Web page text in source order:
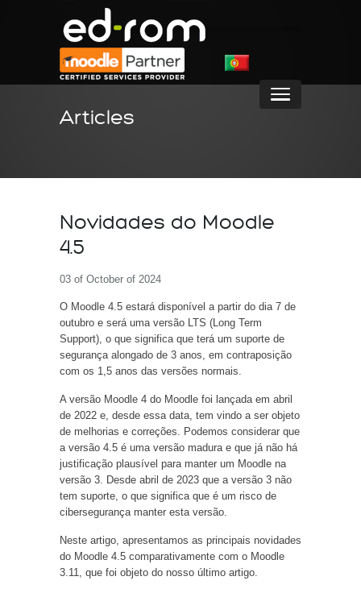
Articles
Novidades do Moodle
4.5
03 of October of 2024
O Moodle 4.5 estará disponível a partir do dia 7 de
outubro e será uma versão LTS (Long Term
Support), o que significa que terá um suporte de
segurança alongado de 3 anos, em contraposição
com os 1,5 anos das versões normais.
A versão Moodle 4 do Moodle foi lançada em abril
de 2022 e, desde essa data, tem vindo a ser objeto
de melhorias e correções. Podemos considerar que
a versão 4.5 é uma versão madura e que já não há
justificação plausível para manter um Moodle na
versão 3. Desde abril de 2023 que a versão 3 não
tem suporte, o que significa que é um risco de
cibersegurança manter esta versão.
Neste artigo, apresentamos as principais novidades
do Moodle 4.5 comparativamente com o Moodle
3.11, que foi objeto do nosso último artigo.